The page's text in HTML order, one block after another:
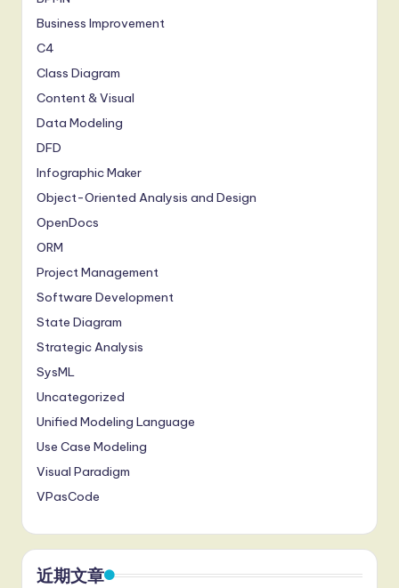
Business Improvement
C4
Class Diagram
Content & Visual
Data Modeling
DFD
Infographic Maker
Object-Oriented Analysis and Design
OpenDocs
ORM
Project Management
Software Development
State Diagram
Strategic Analysis
SysML
Uncategorized
Unified Modeling Language
Use Case Modeling
Visual Paradigm
VPasCode
近期文章